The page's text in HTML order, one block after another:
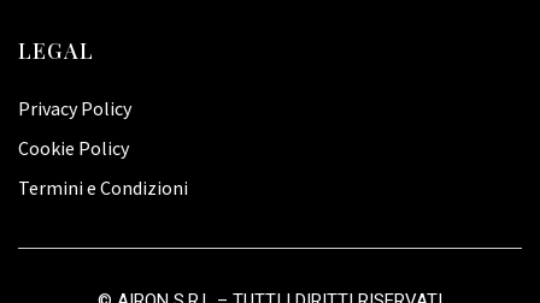
LEGAL
Privacy Policy
Cookie Policy
Termini e Condizioni